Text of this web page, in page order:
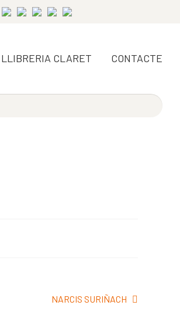
LLIBRERIA CLARET CONTACTE
Pròxima
NARCIS SURIÑACH